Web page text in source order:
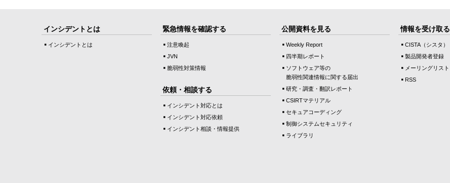
インシデントとは
インシデントとは
緊急情報を確認する
注意喚起
JVN
脆弱性対策情報
依頼・相談する
インシデント対応とは
インシデント対応依頼
インシデント相談・情報提供
公開資料を見る
Weekly Report
四半期レポート
ソフトウェア等の
脆弱性関連情報に関する届出
研究・調査・翻訳レポート
CSIRTマテリアル
セキュアコーディング
制御システムセキュリティ
ライブラリ
情報を受け取る
CISTA（シスタ）
製品開発者登録
メーリングリスト
RSS